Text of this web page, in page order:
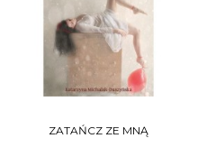
ZATAŃCZ ZE MNĄ